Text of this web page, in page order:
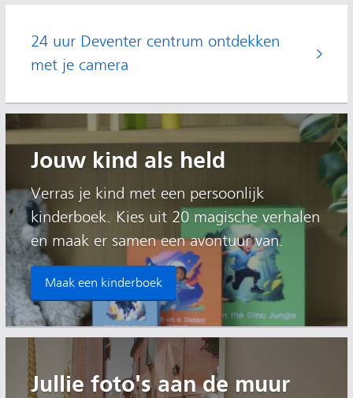
24 uur Deventer centrum ontdekken
met je camera
Jouw kind als held
Verras je kind met een persoonlijk
kinderboek. Kies uit 20 magische verhalen
en maak er samen een avontuur van.
Maak een kinderboek
Jullie foto's aan de muur